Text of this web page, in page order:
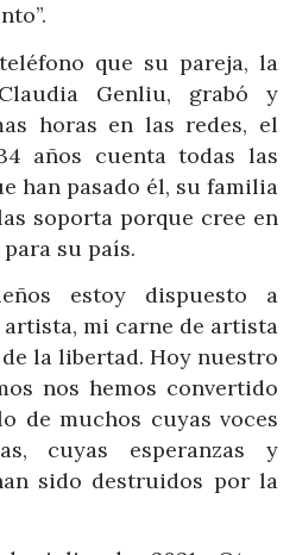
que su pareja, la
Genliu, grabó y
horas en las redes, el
años cuenta todas las
han pasado él, su familia
soporta porque cree en
su país.
estoy dispuesto a
mi carne de artista
la libertad. Hoy nuestro
nos hemos convertido
de muchos cuyas voces
cuyas esperanzas y
sido destruidos por la